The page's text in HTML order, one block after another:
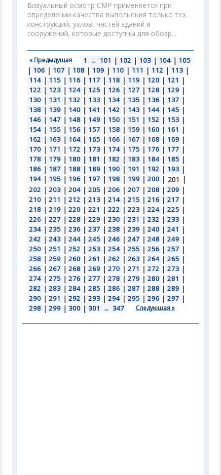
Визуальный осмотр СМР применяется при
определении качества выполнения только тех
конструкций, узлов, частей зданий и
сооружений, которые доступны для обозр...
« Предыдущая 1 ... 101 | 102 | 103 | 104 | 105
| 106 | 107 | 108 | 109 | 110 | 111 | 112 | 113 |
114 | 115 | 116 | 117 | 118 | 119 | 120 | 121 |
122 | 123 | 124 | 125 | 126 | 127 | 128 | 129 |
130 | 131 | 132 | 133 | 134 | 135 | 136 | 137 |
138 | 139 | 140 | 141 | 142 | 143 | 144 | 145 |
146 | 147 | 148 | 149 | 150 | 151 | 152 | 153 |
154 | 155 | 156 | 157 | 158 | 159 | 160 | 161 |
162 | 163 | 164 | 165 | 166 | 167 | 168 | 169 |
170 | 171 | 172 | 173 | 174 | 175 | 176 | 177 |
178 | 179 | 180 | 181 | 182 | 183 | 184 | 185 |
186 | 187 | 188 | 189 | 190 | 191 | 192 | 193 |
194 | 195 | 196 | 197 | 198 | 199 | 200 | 201 |
202 | 203 | 204 | 205 | 206 | 207 | 208 | 209 |
210 | 211 | 212 | 213 | 214 | 215 | 216 | 217 |
218 | 219 | 220 | 221 | 222 | 223 | 224 | 225 |
226 | 227 | 228 | 229 | 230 | 231 | 232 | 233 |
234 | 235 | 236 | 237 | 238 | 239 | 240 | 241 |
242 | 243 | 244 | 245 | 246 | 247 | 248 | 249 |
250 | 251 | 252 | 253 | 254 | 255 | 256 | 257 |
258 | 259 | 260 | 261 | 262 | 263 | 264 | 265 |
266 | 267 | 268 | 269 | 270 | 271 | 272 | 273 |
274 | 275 | 276 | 277 | 278 | 279 | 280 | 281 |
282 | 283 | 284 | 285 | 286 | 287 | 288 | 289 |
290 | 291 | 292 | 293 | 294 | 295 | 296 | 297 |
298 | 299 | 300 | 301 ... 347 Следующая »